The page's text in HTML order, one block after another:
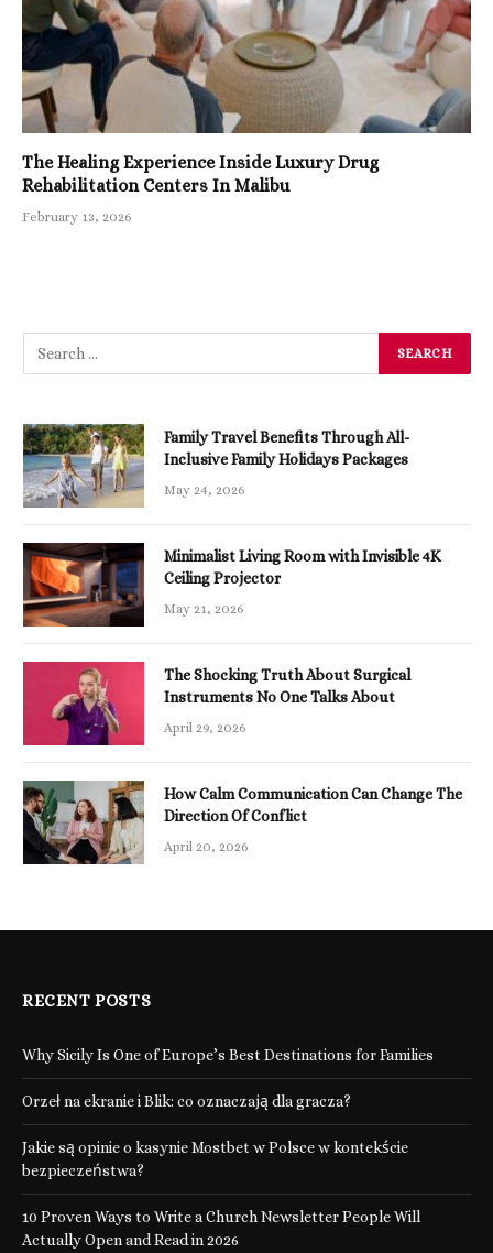
The Healing Experience Inside Luxury Drug
Rehabilitation Centers In Malibu
February 13, 2026
Family Travel Benefits Through All-
Inclusive Family Holidays Packages
May 24, 2026
Minimalist Living Room with Invisible 4K
Ceiling Projector
May 21, 2026
The Shocking Truth About Surgical
Instruments No One Talks About
April 29, 2026
How Calm Communication Can Change The
Direction Of Conflict
April 20, 2026
RECENT POSTS
Why Sicily Is One of Europe’s Best Destinations for Families
Orzeł na ekranie i Blik: co oznaczają dla gracza?
Jakie są opinie o kasynie Mostbet w Polsce w kontekście
bezpieczeństwa?
10 Proven Ways to Write a Church Newsletter People Will
Actually Open and Read in 2026